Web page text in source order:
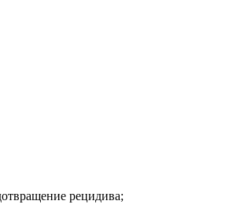
рецидива;